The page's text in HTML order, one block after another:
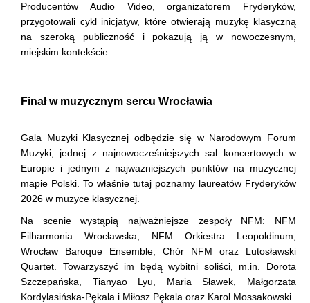
Producentów Audio Video, organizatorem Fryderyków,
przygotowali cykl inicjatyw, które otwierają muzykę klasyczną
na szeroką publiczność i pokazują ją w nowoczesnym,
miejskim kontekście.
Finał w muzycznym sercu Wrocławia
Gala Muzyki Klasycznej odbędzie się w Narodowym Forum
Muzyki, jednej z najnowocześniejszych sal koncertowych w
Europie i jednym z najważniejszych punktów na muzycznej
mapie Polski. To właśnie tutaj poznamy laureatów Fryderyków
2026 w muzyce klasycznej.
Na scenie wystąpią najważniejsze zespoły NFM: NFM
Filharmonia Wrocławska, NFM Orkiestra Leopoldinum,
Wrocław Baroque Ensemble, Chór NFM oraz Lutosławski
Quartet. Towarzyszyć im będą wybitni soliści, m.in. Dorota
Szczepańska, Tianyao Lyu, Maria Sławek, Małgorzata
Kordylasińska-Pękala i Miłosz Pękala oraz Karol Mossakowski.